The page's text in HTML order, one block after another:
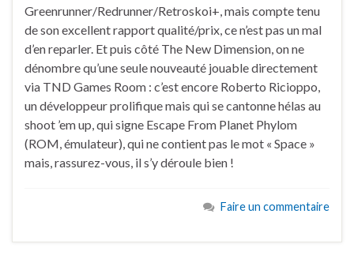
Greenrunner/Redrunner/Retroskoi+, mais compte tenu
de son excellent rapport qualité/prix, ce n’est pas un mal
d’en reparler. Et puis côté The New Dimension, on ne
dénombre qu’une seule nouveauté jouable directement
via TND Games Room : c’est encore Roberto Ricioppo,
un développeur prolifique mais qui se cantonne hélas au
shoot ’em up, qui signe Escape From Planet Phylom
(ROM, émulateur), qui ne contient pas le mot « Space »
mais, rassurez-vous, il s’y déroule bien !
Faire un commentaire